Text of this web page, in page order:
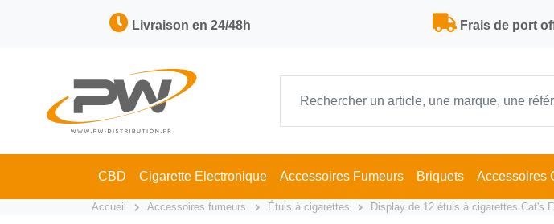
Livraison en 24/48h Frais de port
CBD Cigarette Electronique Accessoires Fumeurs Briquets Accessoires
Accueil Accessoires fumeurs Étuis à cigarettes Display de 12 étuis à cigarettes Cat's